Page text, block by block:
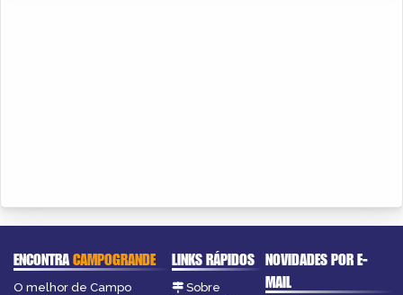
ENCONTRACAMPOGRANDE
O melhor de Campo
LINKS RÁPIDOS
Sobre
NOVIDADES POR E-
MAIL